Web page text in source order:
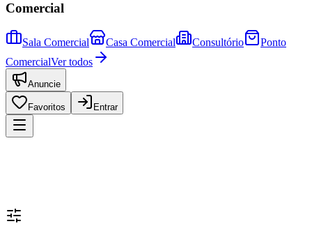
Comercial
Sala Comercial Casa Comercial Consultório
Ponto
ComercialVer todos
Anuncie
Favoritos Entrar